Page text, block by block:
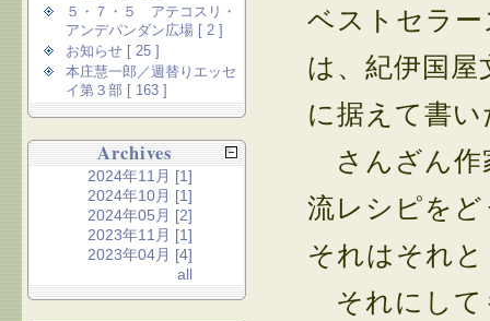
ベストセラ
は、紀伊国
に据えて書い
さんざん作
流レシピを
それはそれ
それにして
５・７・５ アテコスリ・
アンデパンダン広場 [ 2 ]
お知らせ [ 25 ]
本庄慧一郎／週替りエッセ
イ第３部 [ 163 ]
Archives
2024年11月 [1]
2024年10月 [1]
2024年05月 [2]
2023年11月 [1]
2023年04月 [4]
all